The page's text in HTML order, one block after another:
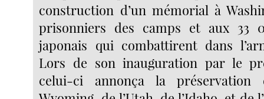
construction d’un mémorial à
prisonniers des camps et aux 33
japonais qui combattirent dans
Lors de son inauguration par le
celui-ci annonça la préservation